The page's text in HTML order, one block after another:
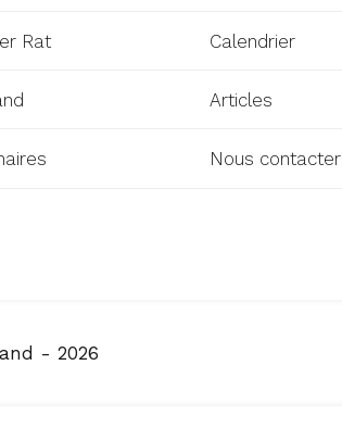
Rat Calendrier
Articles
Nous contacter
- 2026